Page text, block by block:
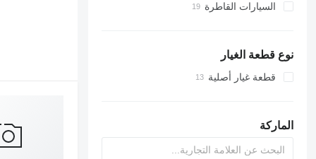
السيارات القاطرة
نوع قطعة الغيار
قطعة غيار أصلية
الماركة